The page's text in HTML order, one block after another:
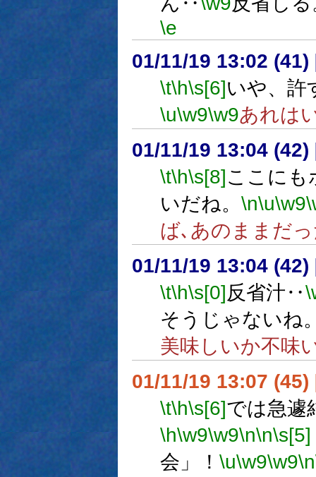
\e
01/11/19 13:02 (41)
\t\h\s[6]いや、許
\u\w9\w9あれは
01/11/19 13:04 (42)
\t\h\s[8]ここにも
いだね。 \n\u\w9
ば､あのままだ
01/11/19 13:04 (42)
\t\h\s[0]反省汁‥
そうじゃないね
美味しいか不味
01/11/19 13:07 (45)
\t\h\s[6]では急遽
\h\w9\w9\n\n\s[5]
会」！ \u\w9\w9\n